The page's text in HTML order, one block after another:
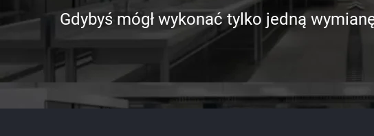
Gdybyś mógł wykonać tylko jedną